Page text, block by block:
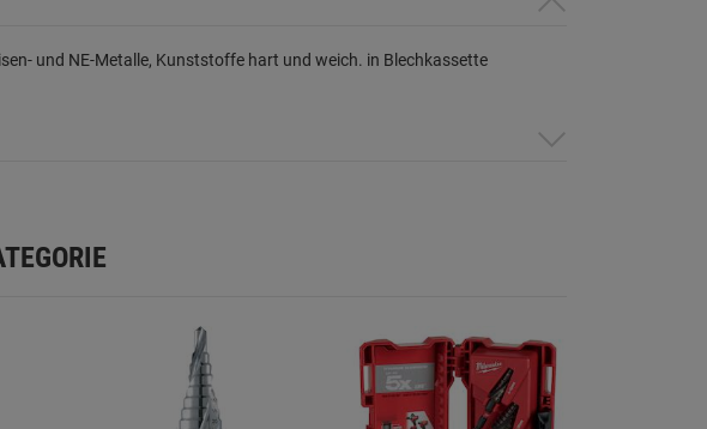
und NE-Metalle, Kunststoffe hart und weich. in Blechkassette